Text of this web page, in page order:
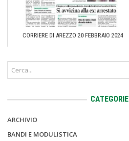
CORRIERE DI AREZZO 20 FEBBRAIO 2024
CATEGORIE
ARCHIVIO
BANDI E MODULISTICA